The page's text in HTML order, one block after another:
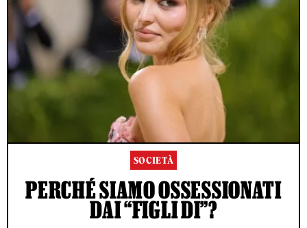
SOCIETÀ
PERCHÉ SIAMO OSSESSIONATI
DAI “FIGLI DI”?